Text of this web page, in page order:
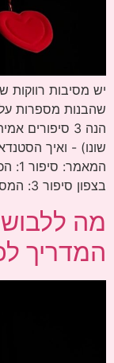
יש מסיבות רווקות
שהבנות מספרות
הנה 3
שונו) - ואיך
בצפון סיפור 3: המסיבה בסלון […]
מה
המדריך